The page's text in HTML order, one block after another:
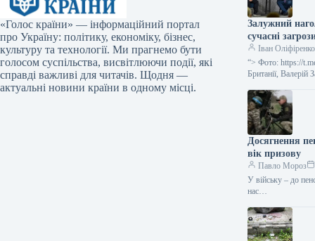
«Голос країни» — інформаційний портал
про Україну: політику, економіку, бізнес,
культуру та технології. Ми прагнемо бути
голосом суспільства, висвітлюючи події, які
справді важливі для читачів. Щодня —
актуальні новини країни в одному місці.
Залужний
сучасні
Іван Оліфіренко
“> Фото: https://
Британії,
Досягнення
вік призову
Павло Мороз
У війську – до
нас…